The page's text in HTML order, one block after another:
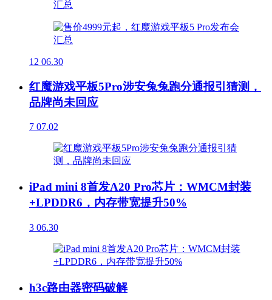
12 06.30
红魔游戏平板5Pro涉安兔兔跑分通报引猜测，
品牌尚未回应
7 07.02
iPad mini 8首发A20 Pro芯片：WMCM封装
+LPDDR6，内存带宽提升50%
3 06.30
h3c路由器密码破解